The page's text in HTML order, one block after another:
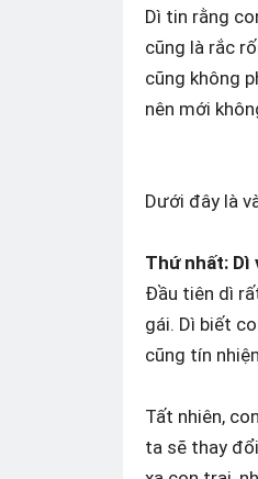
Dì tin rằng
cũng là rắc
cũng không
nên mới
Dưới đây là
Thứ nhất: Dì
Đầu tiên dì
gái. Dì biết
cũng tín
Tất nhiên,
ta sẽ thay